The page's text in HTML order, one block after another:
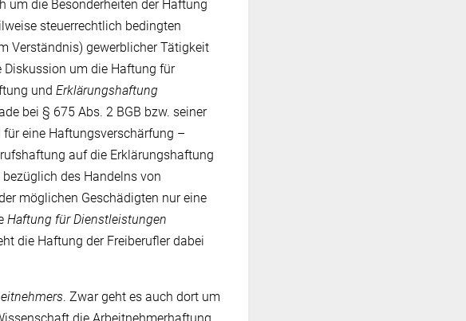
um die Besonderheiten der Haftung
steuerrechtlich bedingten
Verständnis) gewerblicher Tätigkeit
Diskussion um die Haftung für
und Erklärungshaftung
bei § 675 Abs. 2 BGB bzw. seiner
eine Haftungsverschärfung –
auf die Erklärungshaftung
des Handelns von
möglichen Geschädigten nur eine
Haftung für Dienstleistungen
die Haftung der Freiberufler dabei
. Zwar geht es auch dort um
die Arbeitnehmerhaftung